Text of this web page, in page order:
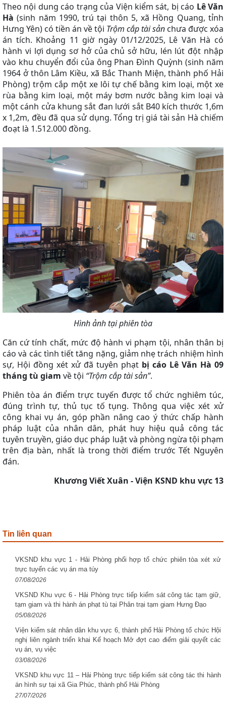
Theo nội dung cáo trạng của Viện kiểm sát, bị cáo Lê Văn
Hà (sinh năm 1990, trú tại thôn 5, xã Hồng Quang, tỉnh
Hưng Yên) có tiền án về tội Trộm cắp tài sản chưa được xóa
án tích. Khoảng 11 giờ ngày 01/12/2025, Lê Văn Hà có
hành vi lợi dụng sơ hở của chủ sở hữu, lén lút đột nhập
vào khu chuyển đổi của ông Phan Đình Quỳnh (sinh năm
1964 ở thôn Lâm Kiều, xã Bắc Thanh Miện, thành phố Hải
Phòng) trộm cắp một xe lôi tự chế bằng kim loại, một xe
rùa bằng kim loại, một máy bơm nước bằng kim loại và
một cánh cửa khung sắt đan lưới sắt B40 kích thước 1,6m
x 1,2m, đều đã qua sử dụng. Tổng trị giá tài sản Hà chiếm
đoạt là 1.512.000 đồng.
Hình ảnh tại phiên tòa
Căn cứ tính chất, mức độ hành vi phạm tội, nhân thân bị
cáo và các tình tiết tăng nặng, giảm nhẹ trách nhiệm hình
sự, Hội đồng xét xử đã tuyên phạt bị cáo Lê Văn Hà 09
tháng tù giam về tội “Trộm cắp tài sản”.
Phiên tòa án điểm trực tuyến được tổ chức nghiêm túc,
đúng trình tự, thủ tục tố tụng. Thông qua việc xét xử
công khai vụ án, góp phần nâng cao ý thức chấp hành
pháp luật của nhân dân, phát huy hiệu quả công tác
tuyên truyền, giáo dục pháp luật và phòng ngừa tội phạm
trên địa bàn, nhất là trong thời điểm trước Tết Nguyên
đán.
Khương Viết Xuân -Viện KSND khu vực 13
Tin liên quan
VKSND khu vực 1 - Hải Phòng phối hợp tổ chức phiên tòa xét xử
trực tuyến các vụ án ma túy
07/08/2026
VKSND Khu vực 6 - Hải Phòng trực tiếp kiểm sát công tác tạm giữ,
tạm giam và thi hành án phạt tù tại Phân trại tạm giam Hưng Đạo
05/08/2026
Viện kiểm sát nhân dân khu vực 6, thành phố Hải Phòng tổ chức Hội
nghị liên ngành triển khai Kế hoạch Mở đợt cao điểm giải quyết các
vụ án, vụ việc
03/08/2026
VKSND khu vực 11 – Hải Phòng trực tiếp kiểm sát công tác thi hành
án hình sự tại xã Gia Phúc, thành phố Hải Phòng
27/07/2026